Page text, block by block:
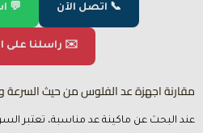
📞 اتصل الآن 💬
✉️ راسلنا على
مقارنة اجهزة عد الفلوس من حيث السرعة
عند البحث عن ماكينة عد مناسبة، تعتبر